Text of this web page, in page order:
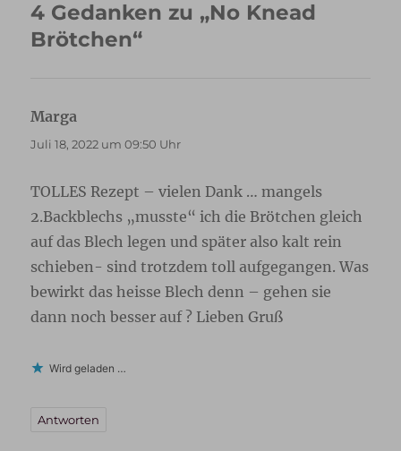
4 Gedanken zu „No Knead
Brötchen“
Marga
Juli 18, 2022 um 09:50 Uhr
TOLLES Rezept – vielen Dank … mangels
2.Backblechs „musste“ ich die Brötchen gleich
auf das Blech legen und später also kalt rein
schieben- sind trotzdem toll aufgegangen. Was
bewirkt das heisse Blech denn – gehen sie
dann noch besser auf ? Lieben Gruß
Wird geladen …
Antworten